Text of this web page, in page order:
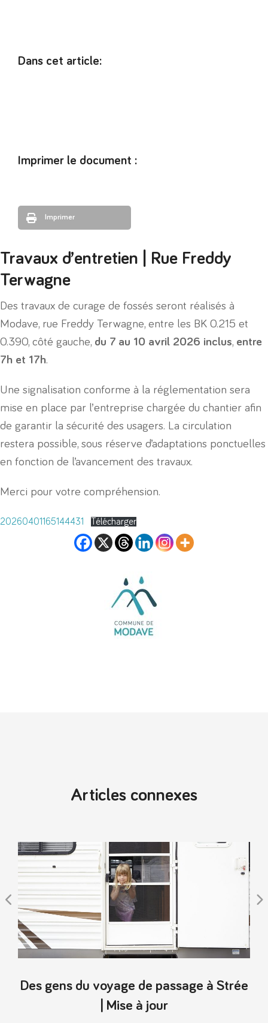
Travaux d’entretien | Rue Freddy
Terwagne
Des travaux de curage de fossés seront réalisés à
Modave, rue Freddy Terwagne, entre les BK 0.215 et
0.390, côté gauche, du 7 au 10 avril 2026 inclus, entre
7h et 17h.
Une signalisation conforme à la réglementation sera
mise en place par l’entreprise chargée du chantier afin
de garantir la sécurité des usagers. La circulation
restera possible, sous réserve d’adaptations ponctuelles
en fonction de l’avancement des travaux.
Merci pour votre compréhension.
20260401165144431 Télécharger
Dans cet article:
Imprimer le document :
Imprimer
Articles connexes
Des gens du voyage de passage à Strée
| Mise à jour